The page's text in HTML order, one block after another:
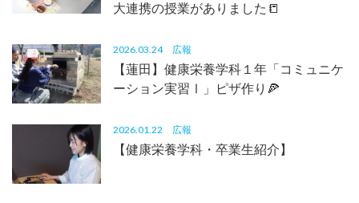
大連携の授業がありました📒
2026.03.24 広報
【蓮田】健康栄養学科１年「コミュニケ
ーション実習Ⅰ」ピザ作り🍕
2026.01.22 広報
【健康栄養学科・卒業生紹介】